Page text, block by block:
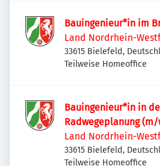
Bauingenieur*in im
Land Nordrhein-
33615 Bielefeld,
Teilweise Homeoffice
Bauingenieur*in in
Radwegeplanung
Land Nordrhein-
33615 Bielefeld,
Teilweise Homeoffice